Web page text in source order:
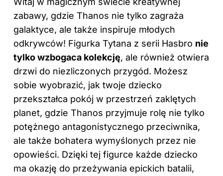
zabawy, gdzie Thanos nie tylko zagraża
galaktyce, ale także inspiruje młodych
odkrywców! Figurka Tytana z serii Hasbro nie
tylko wzbogaca kolekcję, ale również otwiera
drzwi do niezliczonych przygód. Możesz
sobie wyobrazić, jak twoje dziecko
przekształca pokój w przestrzeń zaklętych
planet, gdzie Thanos przyjmuje rolę nie tylko
potężnego antagonistycznego przeciwnika,
ale także bohatera wymyślonych przez nie
opowieści. Dzięki tej figurce każde dziecko
ma okazję do przeżywania epickich batalii,